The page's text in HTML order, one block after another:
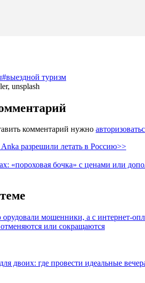
#выездной туризм
unsplash
комментарий нужно
разрешили летать в Россию>>
«пороховая бочка» с ценами или
мошенники, а с интернет-
или сокращаются
двоих: где провести идеальные